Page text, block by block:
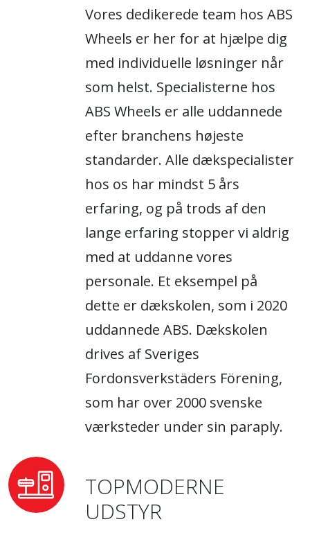
Vores dedikerede team hos ABS
Wheels er her for at hjælpe dig
med individuelle løsninger når
som helst. Specialisterne hos
ABS Wheels er alle uddannede
efter branchens højeste
standarder. Alle dækspecialister
hos os har mindst 5 års
erfaring, og på trods af den
lange erfaring stopper vi aldrig
med at uddanne vores
personale. Et eksempel på
dette er dækskolen, som i 2020
uddannede ABS. Dækskolen
drives af Sveriges
Fordonsverkstäders Förening,
som har over 2000 svenske
værksteder under sin paraply.
TOPMODERNE
UDSTYR